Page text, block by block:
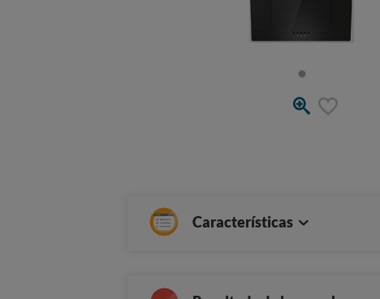
Características